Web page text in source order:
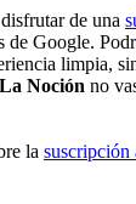
de una
de Google.
limpia,
La Noción no
la suscripción